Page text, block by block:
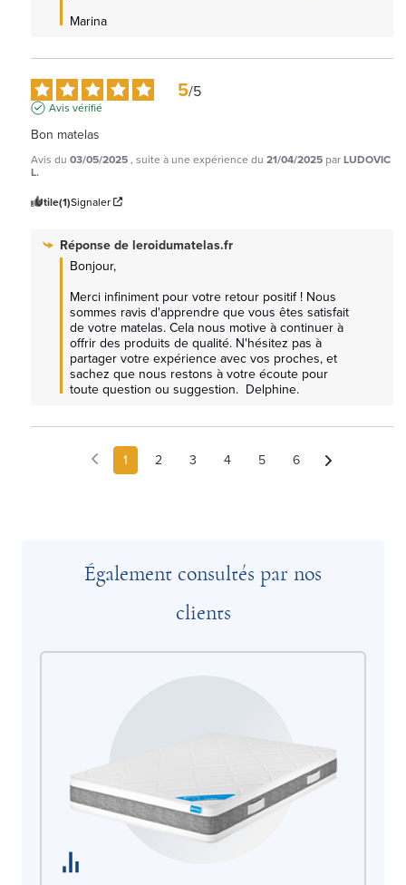
Marina
5/5
Avis vérifié
Bon matelas
Avis du 03/05/2025, suite à une expérience du 21/04/2025 parLUDOVIC
L.
Utile(1)Signaler
Réponse de leroidumatelas.fr
Bonjour,
Merci infiniment pour votre retour positif ! Nous
sommes ravis d'apprendre que vous êtes satisfait
de votre matelas. Cela nous motive à continuer à
offrir des produits de qualité. N'hésitez pas à
partager votre expérience avec vos proches, et
sachez que nous restons à votre écoute pour
toute question ou suggestion.  Delphine.
1 2 3 4 5 6
Également consultés par nos
clients